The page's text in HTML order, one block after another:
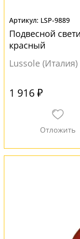
LSP-9889
Подвесной
красный
Lussole (Италия)
1 916 ₽